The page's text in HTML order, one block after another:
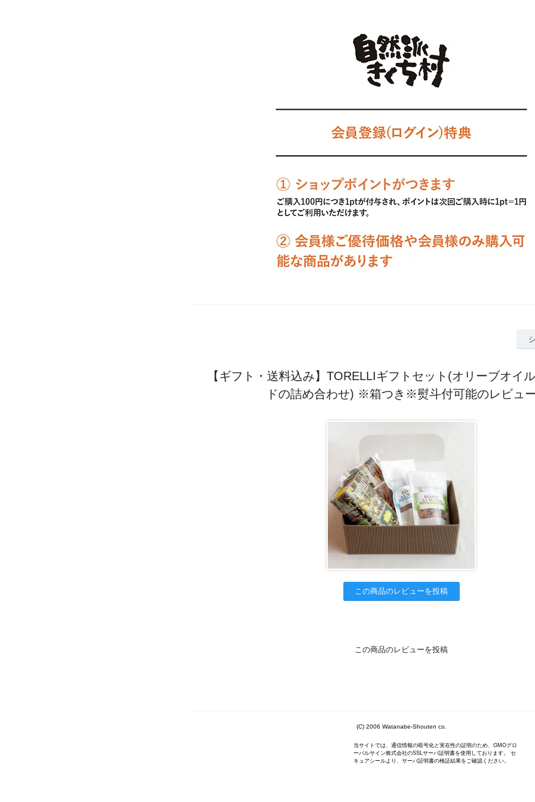
【ギフト・送料込み】TORELLIギフトセット(オリーブオイ
ドの詰め合わせ) ※箱つき※熨斗付可能のレビュ
この商品のレビューを投稿
この商品のレビューを投稿
(C) 2006 Watanabe-Shouten co.
当サイトでは、通信情報の暗号化と実在性の証明のため、GMOグロ
ーバルサイン株式会社のSSLサーバ証明書を使用しております。 セ
キュアシールより、サーバ証明書の検証結果をご確認ください。